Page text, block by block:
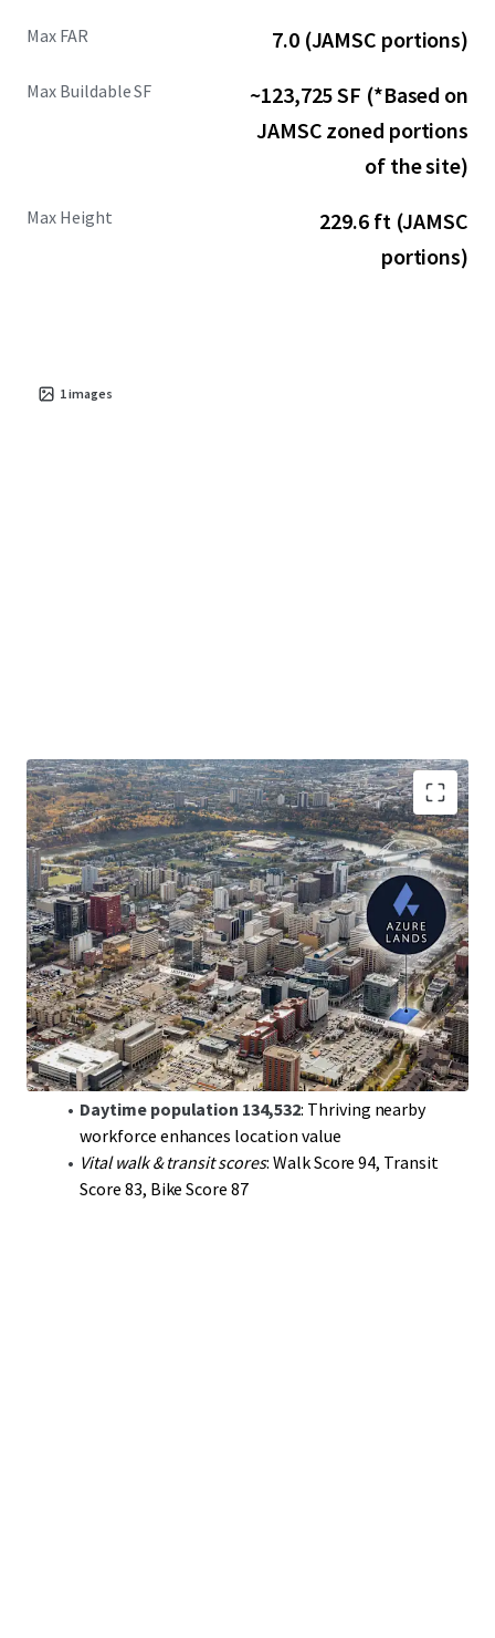
Max FAR 7.0 (JAMSC portions)
Max Buildable SF
~123,725 SF (*Based on
JAMSC zoned portions
of the site)
Max Height
229.6 ft (JAMSC
portions)
1images
Spotlight on Jasper Avenue: 17,675 SF site in
downtown Edmonton's prestigious corridor
Listing price$1,908,000
Exceptional transit access: Close to Corona and
Government Centre LRT stations
Diverse zoning options: JAMSC and PS zones for
mixed-use potential
Development flexibility: Up to 123,725 SF max
buildable area
Daytime population 134,532: Thriving nearby
workforce enhances location value
Vital walk & transit scores: Walk Score 94, Transit
Score 83, Bike Score 87